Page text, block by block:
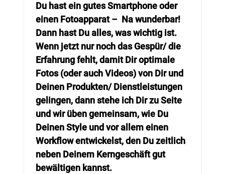
Du hast ein gutes Smartphone oder
einen Fotoapparat – Na wunderbar!
Dann hast Du alles, was wichtig ist.
Wenn jetzt nur noch das Gespür/ die
Erfahrung fehlt, damit Dir optimale
Fotos (oder auch Videos) von Dir und
Deinen Produkten/ Dienstleistungen
gelingen, dann stehe ich Dir zu Seite
und wir üben gemeinsam, wie Du
Deinen Style und vor allem einen
Workflow entwickelst, den Du zeitlich
neben Deinem Kerngeschäft gut
bewältigen kannst.